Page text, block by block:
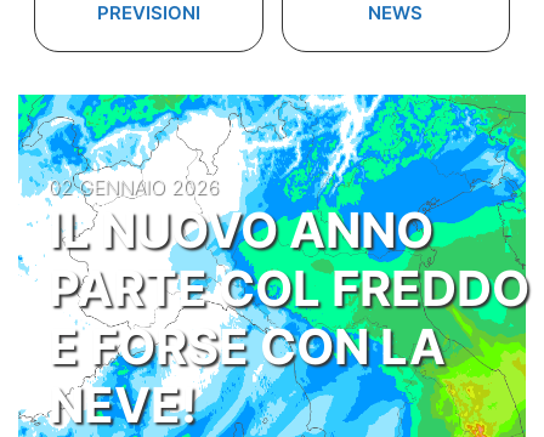
PREVISIONI NEWS
02 GENNAIO 2026
IL NUOVO ANNO
PARTE COL FREDDO
E FORSE CON LA
NEVE!